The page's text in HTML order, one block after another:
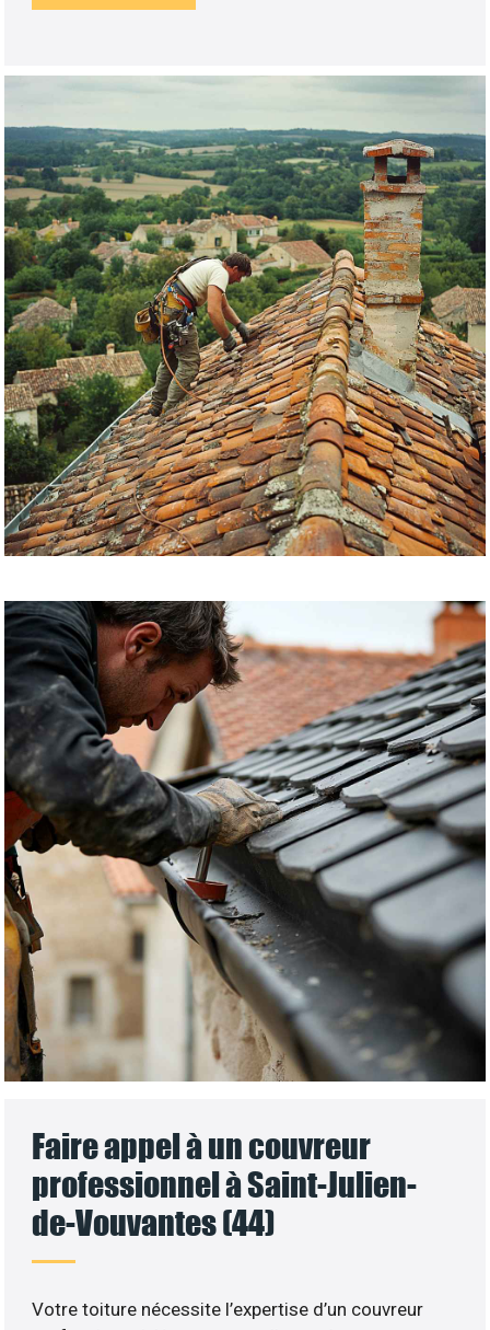
Faire appel à un couvreur
professionnel à Saint-Julien-
de-Vouvantes (44)
Votre toiture nécessite l’expertise d’un couvreur